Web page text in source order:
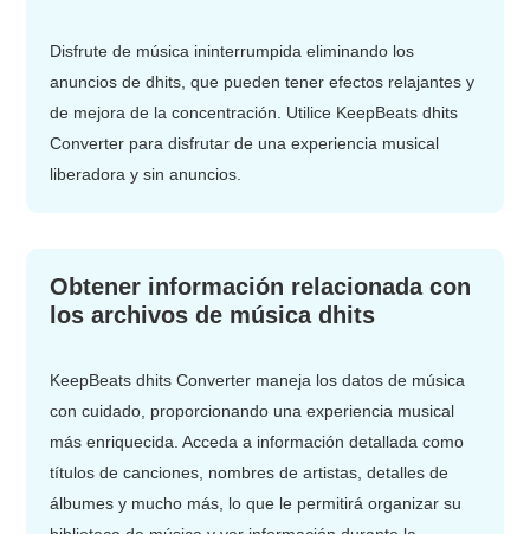
Disfrute de música ininterrumpida eliminando los
anuncios de dhits, que pueden tener efectos relajantes y
de mejora de la concentración. Utilice KeepBeats dhits
Converter para disfrutar de una experiencia musical
liberadora y sin anuncios.
Obtener información relacionada con
los archivos de música dhits
KeepBeats dhits Converter maneja los datos de música
con cuidado, proporcionando una experiencia musical
más enriquecida. Acceda a información detallada como
títulos de canciones, nombres de artistas, detalles de
álbumes y mucho más, lo que le permitirá organizar su